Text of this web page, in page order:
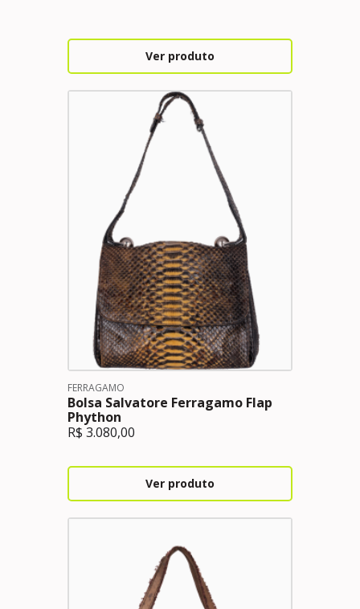
Ver produto
FERRAGAMO
Bolsa Salvatore Ferragamo Flap
Phython
R$ 3.080,00
Ver produto